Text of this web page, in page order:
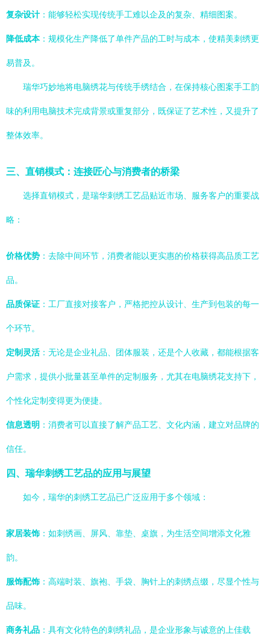
复杂设计 ：能够轻松实现传统手工难以企及的复杂、精细图案。
降低成本：规模化生产降低了单件产品的工时与成本，使精美刺绣更
易普及。
瑞华巧妙地将电脑绣花与传统手绣结合，在保持核心图案手工韵
味的利用电脑技术完成背景或重复部分，既保证了艺术性，又提升了
整体效率。
三、直销模式：连接匠心与消费者的桥梁
选择直销模式，是瑞华刺绣工艺品贴近市场、服务客户的重要战
略：
价格优势 ：去除中间环节，消费者能以更实惠的价格获得高品质工艺
品。
品质保证 ：工厂直接对接客户，严格把控从设计、生产到包装的每一
个环节。
定制灵活 ：无论是企业礼品、团体服装，还是个人收藏，都能根据客
户需求，提供小批量甚至单件的定制服务，尤其在电脑绣花支持下，
个性化定制变得更为便捷。
信息透明 ：消费者可以直接了解产品工艺、文化内涵，建立对品牌的
信任。
四、瑞华刺绣工艺品的应用与展望
如今，瑞华的刺绣工艺品已广泛应用于多个领域：
家居装饰 ：如刺绣画、屏风、靠垫、桌旗，为生活空间增添文化雅
韵。
服饰配饰 ：高端时装、旗袍、手袋、胸针上的刺绣点缀，尽显个性与
品味。
商务礼品 ：具有文化特色的刺绣礼品，是企业形象与诚意的上佳载